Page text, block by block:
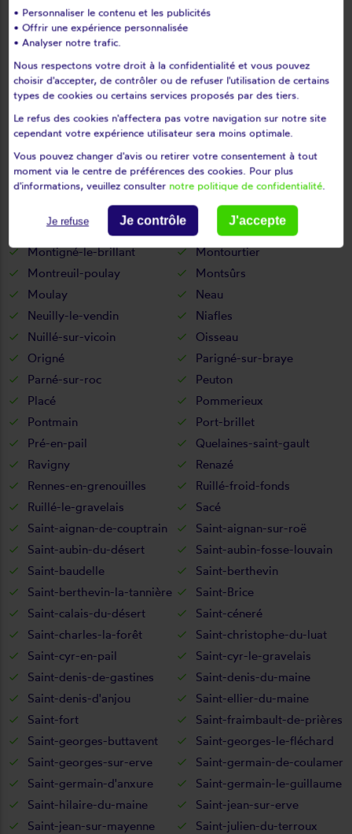
Livré
Loigné-sur-mayenne
Loiron
Loupfougères
Louverné
Louvigné
L'huisserie
Madré
Maisoncelles-du-maine
Marcillé-la-ville
Marigné-peuton
Mée
Ménil
Méral
Meslay-du-maine
Montaudin
Montenay
Montflours
Montigné-le-brillant
Montourtier
Montreuil-poulay
Montsûrs
Moulay
Neau
Neuilly-le-vendin
Niafles
Nuillé-sur-vicoin
Oisseau
Origné
Parigné-sur-braye
Parné-sur-roc
Peuton
Placé
Pommerieux
Pontmain
Port-brillet
Pré-en-pail
Quelaines-saint-gault
Ravigny
Renazé
Rennes-en-grenouilles
Ruillé-froid-fonds
Ruillé-le-gravelais
Sacé
Saint-aignan-de-couptrain
Saint-aignan-sur-roë
Saint-aubin-du-désert
Saint-aubin-fosse-louvain
Saint-baudelle
Saint-berthevin
Saint-berthevin-la-tannière
Saint-Brice
Saint-calais-du-désert
Saint-céneré
Saint-charles-la-forêt
Saint-christophe-du-luat
Saint-cyr-en-pail
Saint-cyr-le-gravelais
Saint-denis-de-gastines
Saint-denis-du-maine
Saint-denis-d'anjou
Saint-ellier-du-maine
Saint-fort
Saint-fraimbault-de-prières
Saint-georges-buttavent
Saint-georges-le-fléchard
Saint-georges-sur-erve
Saint-germain-de-coulamer
Saint-germain-d'anxure
Saint-germain-le-guillaume
Saint-hilaire-du-maine
Saint-jean-sur-erve
Saint-jean-sur-mayenne
Saint-julien-du-terroux
• Personnaliser le contenu et les publicités
• Offrir une expérience personnalisée
• Analyser notre trafic.
Nous respectons votre droit à la confidentialité et vous pouvez
choisir d'accepter, de contrôler ou de refuser l'utilisation de certains
types de cookies ou certains services proposés par des tiers.
Le refus des cookies n'affectera pas votre navigation sur notre site
cependant votre expérience utilisateur sera moins optimale.
Vous pouvez changer d'avis ou retirer votre consentement à tout
moment via le centre de préférences des cookies. Pour plus
d'informations, veuillez consulter notre politique de confidentialité.
Je refuse Je contrôle J'accepte